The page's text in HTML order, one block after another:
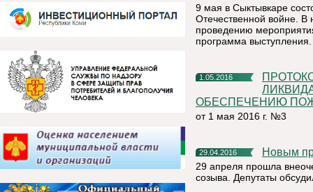
9 мая в Сыктывкаре
Отечественной войне. В
проведению
программа выступления.
1.05.2016
ПРОТОКОЛ КОМИССИИ ПО ПРЕДУПРЕЖДЕНИЮ И
ОБЕСПЕЧЕНИЮ
от 1 мая 2016 г. №3
29.04.2016 Новым
29 апреля прошла
созыва. Депутаты